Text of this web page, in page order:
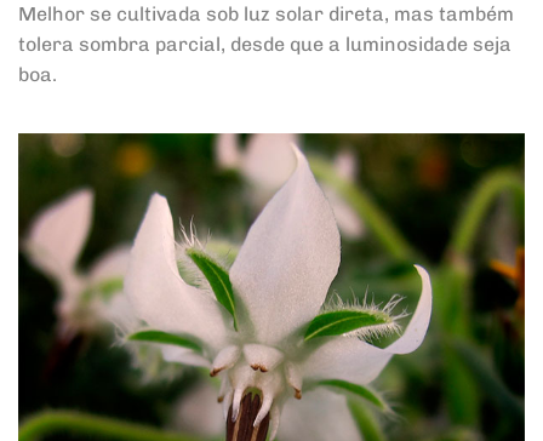
Melhor se cultivada sob luz solar direta, mas também
tolera sombra parcial, desde que a luminosidade seja
boa.